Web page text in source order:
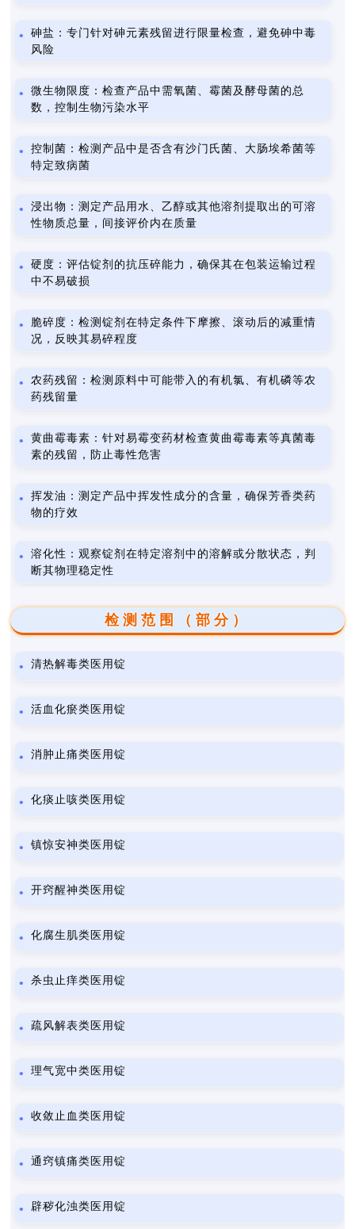
砷盐：专门针对砷元素残留进行限量检查，避免砷中毒
风险
微生物限度：检查产品中需氧菌、霉菌及酵母菌的总
数，控制生物污染水平
控制菌：检测产品中是否含有沙门氏菌、大肠埃希菌等
特定致病菌
浸出物：测定产品用水、乙醇或其他溶剂提取出的可溶
性物质总量，间接评价内在质量
硬度：评估锭剂的抗压碎能力，确保其在包装运输过程
中不易破损
脆碎度：检测锭剂在特定条件下摩擦、滚动后的减重情
况，反映其易碎程度
农药残留：检测原料中可能带入的有机氯、有机磷等农
药残留量
黄曲霉毒素：针对易霉变药材检查黄曲霉毒素等真菌毒
素的残留，防止毒性危害
挥发油：测定产品中挥发性成分的含量，确保芳香类药
物的疗效
溶化性：观察锭剂在特定溶剂中的溶解或分散状态，判
断其物理稳定性
检测范围（部分）
清热解毒类医用锭
活血化瘀类医用锭
消肿止痛类医用锭
化痰止咳类医用锭
镇惊安神类医用锭
开窍醒神类医用锭
化腐生肌类医用锭
杀虫止痒类医用锭
疏风解表类医用锭
理气宽中类医用锭
收敛止血类医用锭
通窍镇痛类医用锭
辟秽化浊类医用锭